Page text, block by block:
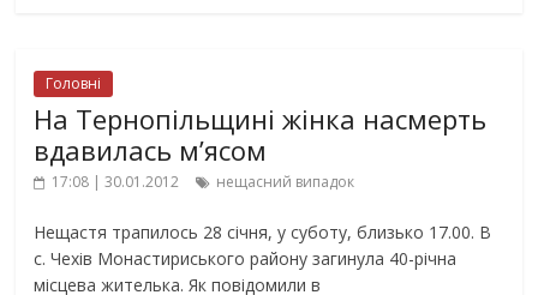
Головні
На Тернопільщині жінка насмерть
вдавилась м’ясом
17:08 | 30.01.2012 нещасний випадок
Нещастя трапилось 28 січня, у суботу, близько 17.00. В
с. Чехів Монастириського району загинула 40-річна
місцева жителька. Як повідомили в